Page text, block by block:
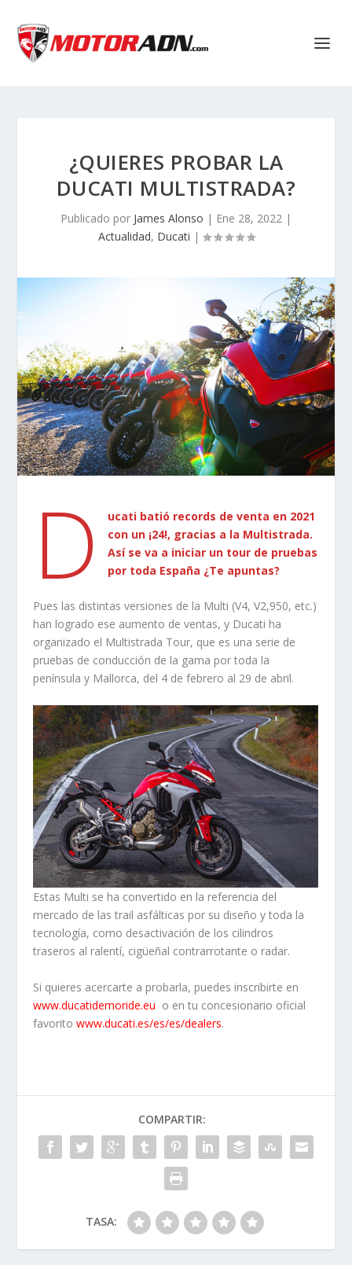
¿QUIERES PROBAR LA
DUCATI MULTISTRADA?
Publicado por James Alonso | Ene 28, 2022 |
Actualidad, Ducati |
D
ucati batió records de venta en 2021
con un ¡24!, gracias a la Multistrada.
Así se va a iniciar un tour de pruebas
por toda España ¿Te apuntas?
Pues las distintas versiones de la Multi (V4, V2,950, etc.)
han logrado ese aumento de ventas, y Ducati ha
organizado el Multistrada Tour, que es una serie de
pruebas de conducción de la gama por toda la
península y Mallorca, del 4 de febrero al 29 de abril.
Estas Multi se ha convertido en la referencia del
mercado de las trail asfálticas por su diseño y toda la
tecnología, como desactivación de los cilindros
traseros al ralentí, cigüeñal contrarrotante o radar.
Si quieres acercarte a probarla, puedes inscribirte en
www.ducatidemoride.eu o en tu concesionario oficial
favoritowww.ducati.es/es/es/dealers.
COMPARTIR:
TASA: